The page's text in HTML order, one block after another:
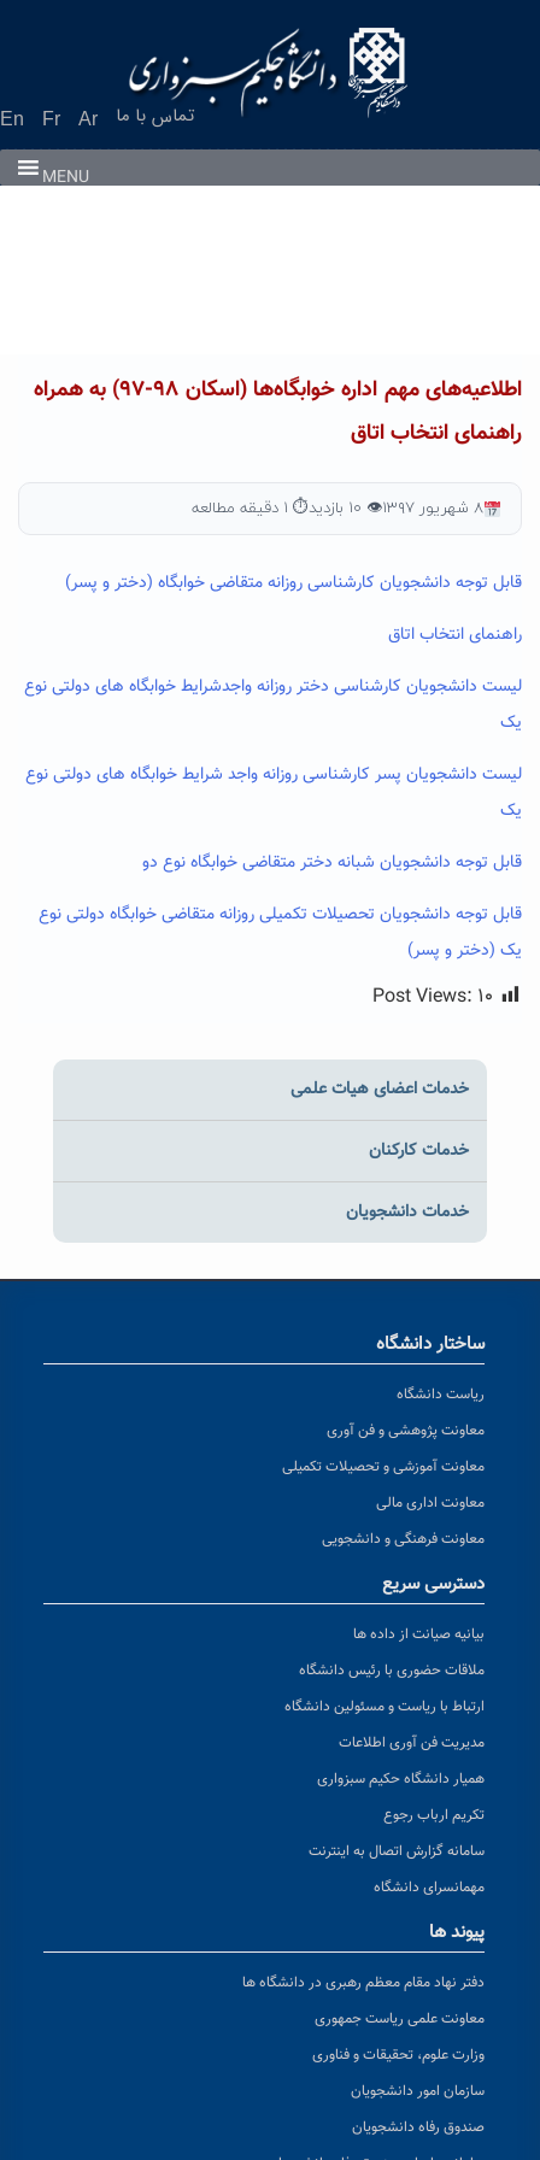
En Fr Ar تماس با ما
MENU
اطلاعیه‌های مهم اداره خوابگاه‌ها (اسکان ۹۸-۹۷) به همراه
راهنمای انتخاب اتاق
۸ شهریور ۱۳۹۷ 👁 ۱۰ بازدید ⏱ ۱ دقیقه مطالعه
قابل توجه دانشجویان کارشناسی روزانه متقاضی خوابگاه (دختر و پسر)
راهنمای انتخاب اتاق
لیست دانشجویان کارشناسی دختر روزانه واجدشرایط خوابگاه های دولتی نوع
یک
لیست دانشجویان پسر کارشناسی روزانه واجد شرایط خوابگاه های دولتی نوع
یک
قابل توجه دانشجویان شبانه دختر متقاضی خوابگاه نوع دو
قابل توجه دانشجویان تحصیلات تکمیلی روزانه متقاضی خوابگاه دولتی نوع
یک (دختر و پسر)
Post Views: ۱۰
خدمات اعضای هیات علمی
خدمات کارکنان
خدمات دانشجویان
ساختار دانشگاه
ریاست دانشگاه
معاونت پژوهشی و فن آوری
معاونت آموزشی و تحصیلات تکمیلی
معاونت اداری مالی
معاونت فرهنگی و دانشجویی
دسترسی سریع
بیانیه صیانت از داده ها
ملاقات حضوری با رئیس دانشگاه
ارتباط با ریاست و مسئولین دانشگاه
مدیریت فن آوری اطلاعات
همیار دانشگاه حکیم سبزواری
تکریم ارباب رجوع
سامانه گزارش اتصال به اینترنت
مهمانسرای دانشگاه
پیوند ها
دفتر نهاد مقام معظم رهبری در دانشگاه ها
معاونت علمی ریاست جمهوری
وزارت علوم، تحقیقات و فناوری
سازمان امور دانشجویان
صندوق رفاه دانشجویان